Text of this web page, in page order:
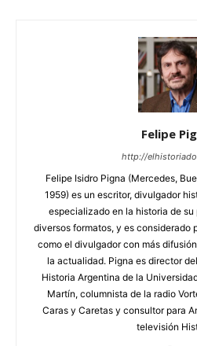
Felipe
http://
Felipe Isidro Pigna (Mercedes,
1959) es un escritor, divulgador
especializado en la historia de su
diversos formatos, y es considerado
como el divulgador con más
la actualidad. Pigna es director
Historia Argentina de la
Martín, columnista de la radio
Caras y Caretas y consultor para
televisión